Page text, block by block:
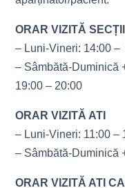
ORAR VIZITĂ SECȚII
– Luni-Vineri: 14:00
– Sâmbătă-Duminică
19:00 – 20:00
ORAR VIZITĂ ATI
– Luni-Vineri: 11:00 –
– Sâmbătă-Duminică
ORAR VIZITĂ ATI